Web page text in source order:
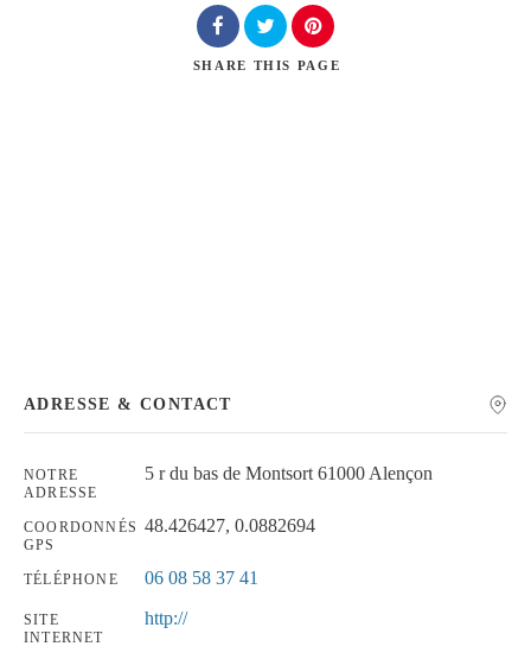
SHARE THIS PAGE
ADRESSE & CONTACT
NOTRE
ADRESSE
5 r du bas de Montsort 61000 Alençon
COORDONNÉS
GPS
48.426427, 0.0882694
TÉLÉPHONE 06 08 58 37 41
SITE
INTERNET
http://